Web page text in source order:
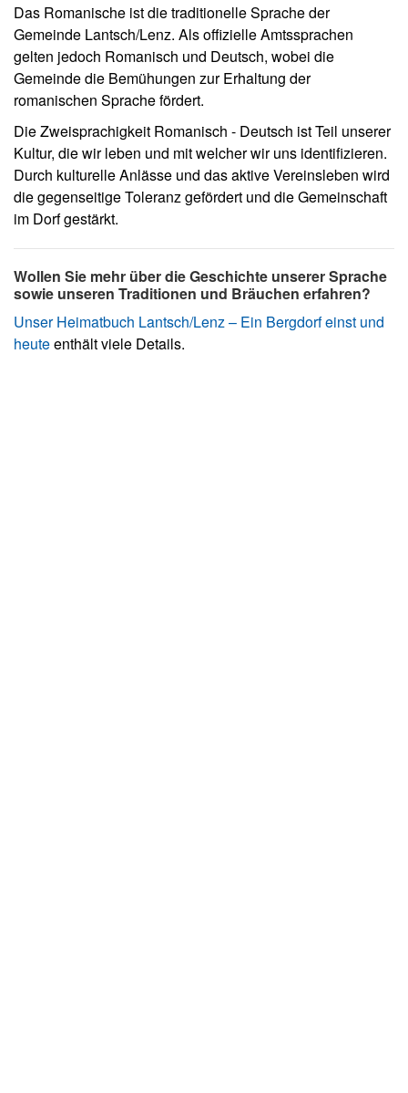
Das Romanische ist die traditionelle Sprache der
Gemeinde Lantsch/Lenz. Als offizielle Amtssprachen
gelten jedoch Romanisch und Deutsch, wobei die
Gemeinde die Bemühungen zur Erhaltung der
romanischen Sprache fördert.
Die Zweisprachigkeit Romanisch - Deutsch ist Teil unserer
Kultur, die wir leben und mit welcher wir uns identifizieren.
Durch kulturelle Anlässe und das aktive Vereinsleben wird
die gegenseitige Toleranz gefördert und die Gemeinschaft
im Dorf gestärkt.
Wollen Sie mehr über die Geschichte unserer Sprache
sowie unseren Traditionen und Bräuchen erfahren?
Unser Heimatbuch Lantsch/Lenz – Ein Bergdorf einst und
heuteenthält viele Details.